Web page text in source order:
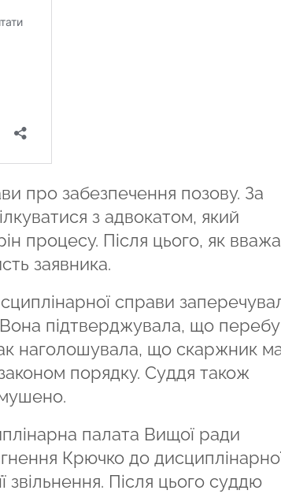
про забезпечення позову. За
з адвокатом, який
процесу. Після цього, як
заявника.
справи
підтверджувала, що
наголошувала, що скаржник
порядку. Суддя також
палата Вищої ради
Крючко до
звільнення. Після цього суддю